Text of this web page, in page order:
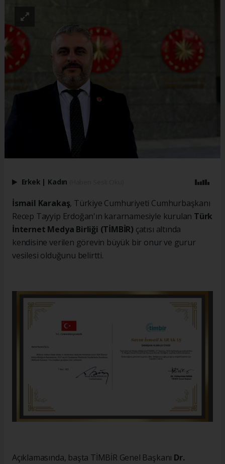
Erkek | Kadın
İsmail Karakaş, Türkiye Cumhuriyeti Cumhurbaşkanı
Recep Tayyip Erdoğan'ın kararnamesiyle kurulan Türk
İnternet Medya Birliği (TİMBİR) çatısı altında
kendisine verilen görevin büyük bir onur ve gurur
vesilesi olduğunu belirtti.
Açıklamasında, başta TİMBİR Genel Başkanı Dr.